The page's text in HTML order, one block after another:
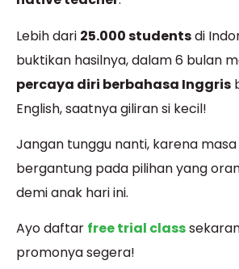
Lebih dari 25.000 studentsdi
buktikan hasilnya, dalam 6 bulan
percaya diri berbahasa Inggris
English, saatnya giliran si kecil!
Jangan tunggu nanti, karena
bergantung pada pilihan yang
demi anak hari ini.
Ayo daftar free trial class
promonya segera!